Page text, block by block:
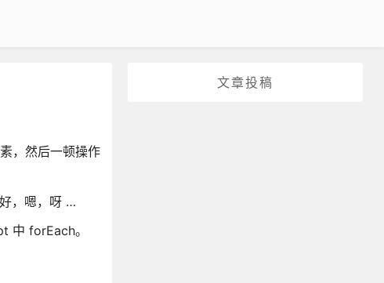
文章投稿
，然后一顿操作
，嗯，呀 …
中 forEach。